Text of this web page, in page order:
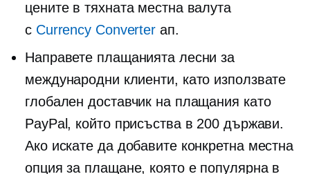
цените в тяхната местна валута
с Currency Converter ап.
Направете плащанията лесни за
международни клиенти, като използвате
глобален доставчик на плащания като
PayPal, който присъства в 200 държави.
Ако искате да добавите конкретна местна
опция за плащане, която е популярна в